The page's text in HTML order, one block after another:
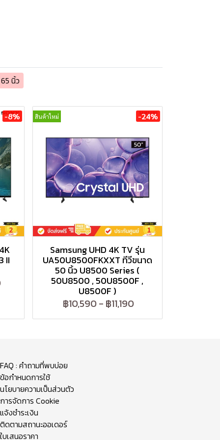
นิ้ว
-8%
II
สินค้าใหม่ -24%
Samsung UHD 4K TV รุ่น
UA50U8500FKXXT ทีวีขนาด
50 นิ้ว U8500 Series (
50U8500 , 50U8500F ,
U8500F )
฿10,590- ฿11,190
: คำถามที่พบบ่อย
อกำหนดการใช้
โยบายความเป็นส่วนตัว
ารจัดการ Cookie
จ้งชำระเงิน
ดตามสถานะออเดอร์
บเสนอราคา